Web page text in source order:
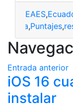
EAES,
formula,Puntajes,
Entrada anterior
iOS 16
instalar